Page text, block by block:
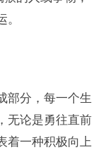
部分，每一个生
无论是勇往直前
着一种积极向上